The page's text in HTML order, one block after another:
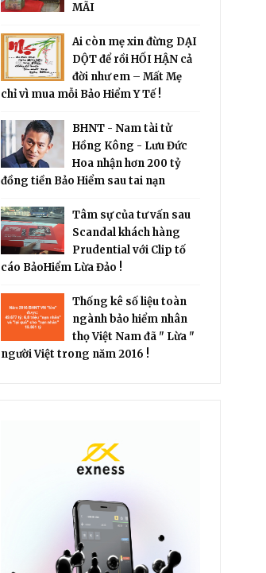
MÃI
Ai còn mẹ xin đừng DẠI
DỘT để rồi HỐI HẬN cả
đời như em – Mất Mẹ
chỉ vì mua mỗi Bảo Hiểm Y Tế !
BHNT - Nam tài tử
Hồng Kông - Lưu Đức
Hoa nhận hơn 200 tỷ
đồng tiền Bảo Hiểm sau tai nạn
Tâm sự của tư vấn sau
Scandal khách hàng
Prudential với Clip tố
cáo BảoHiểm Lừa Đảo !
Thống kê số liệu toàn
ngành bảo hiểm nhân
thọ Việt Nam đã " Lừa "
người Việt trong năm 2016 !